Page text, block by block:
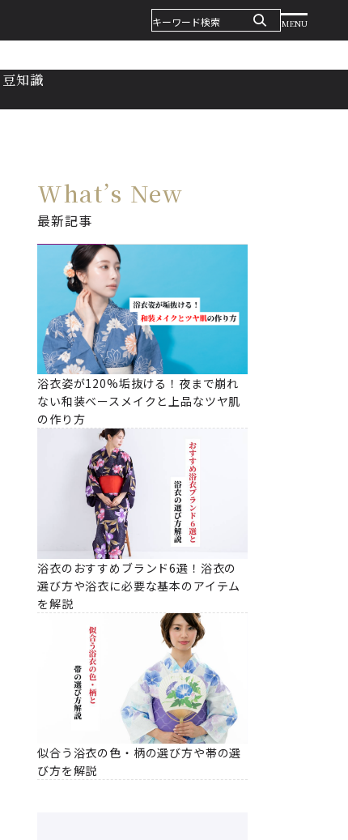
MENU
豆知識
What’s New
最新記事
浴衣姿が120%垢抜ける！夜まで崩れ
ない和装ベースメイクと上品なツヤ肌
の作り方
浴衣のおすすめブランド6選！浴衣の
選び方や浴衣に必要な基本のアイテム
を解説
似合う浴衣の色・柄の選び方や帯の選
び方を解説